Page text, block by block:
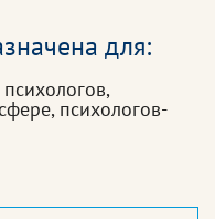
для:
психологов-